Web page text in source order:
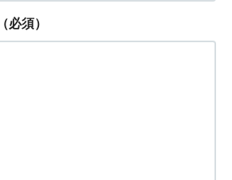
（必須）